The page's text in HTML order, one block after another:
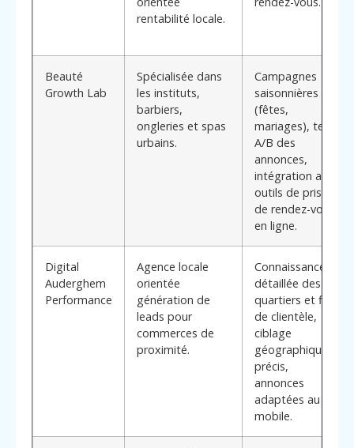
rentabilité locale.
Beauté
Growth Lab
Spécialisée dans
les instituts,
barbiers,
ongleries et spas
urbains.
Campagnes
saisonnières
(fêtes,
mariages), tests
A/B des
annonces,
intégration avec
outils de prise
de rendez-vous
en ligne.
Digital
Auderghem
Performance
Agence locale
orientée
génération de
leads pour
commerces de
proximité.
Connaissance
détaillée des
quartiers et flux
de clientèle,
ciblage
géographique
précis,
annonces
adaptées au
mobile.